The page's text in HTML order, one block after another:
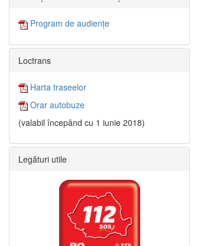
Program de audiențe
Loctrans
Harta traseelor
Orar autobuze
(valabil începând cu 1 iunie 2018)
Legături utile